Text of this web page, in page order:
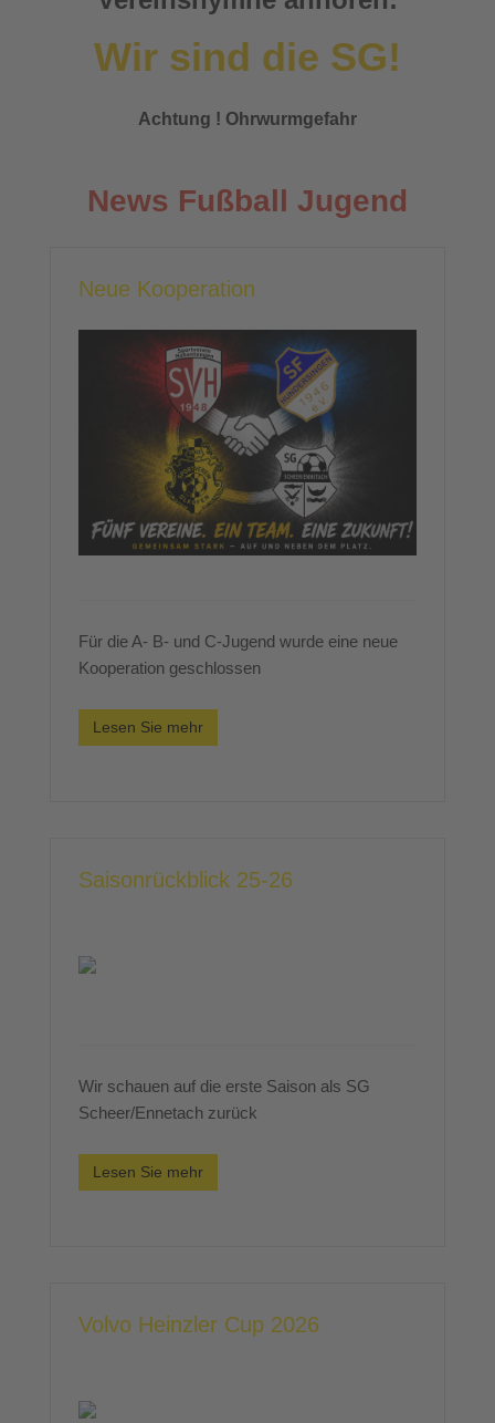
Wir sind die SG!
Achtung ! Ohrwurmgefahr
News Fußball Jugend
Neue Kooperation
Für die A- B- und C-Jugend wurde eine neue
Kooperation geschlossen
Lesen Sie mehr
Saisonrückblick 25-26
Wir schauen auf die erste Saison als SG
Scheer/Ennetach zurück
Lesen Sie mehr
Volvo Heinzler Cup 2026